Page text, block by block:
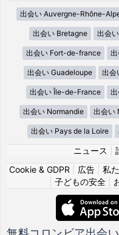
出会い Auvergne-Rhône-
出会い Bretagne 出会
出会い Fort-de-france
出会い Guadeloupe 出会
出会い Île-de-France
出会い Normandie 出会い
出会い Pays de la Loire
ニュース
Cookie & GDPR
広告 私
子どもの安全|